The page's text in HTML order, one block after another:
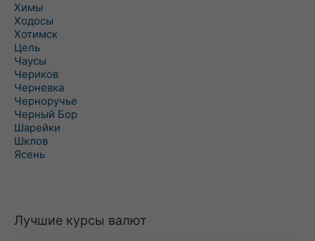
Химы
Ходосы
Хотимск
Цель
Чаусы
Чериков
Черневка
Черноручье
Черный Бор
Шарейки
Шклов
Ясень
Лучшие курсы валют